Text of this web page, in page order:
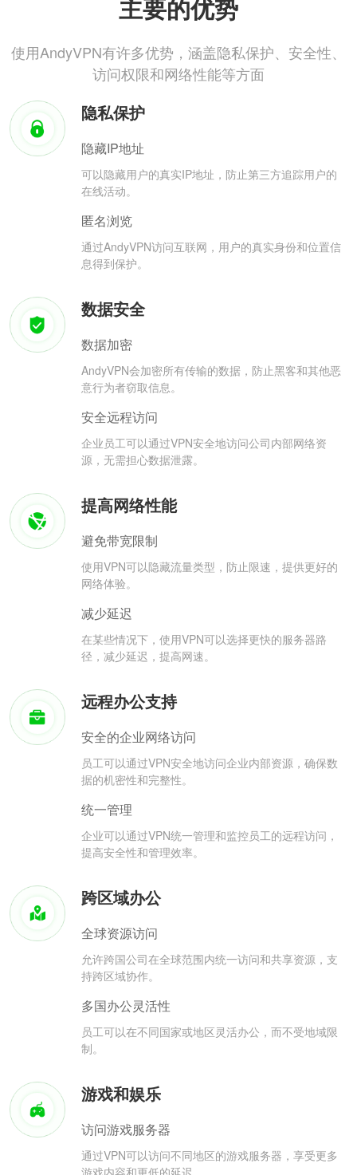
主要的优势
使用AndyVPN有许多优势，涵盖隐私保护、安全性、
访问权限和网络性能等方面
隐私保护
隐藏IP地址
可以隐藏用户的真实IP地址，防止第三方追踪用户的
在线活动。
匿名浏览
通过AndyVPN访问互联网，用户的真实身份和位置信
息得到保护。
数据安全
数据加密
AndyVPN会加密所有传输的数据，防止黑客和其他恶
意行为者窃取信息。
安全远程访问
企业员工可以通过VPN安全地访问公司内部网络资
源，无需担心数据泄露。
提高网络性能
避免带宽限制
使用VPN可以隐藏流量类型，防止限速，提供更好的
网络体验。
减少延迟
在某些情况下，使用VPN可以选择更快的服务器路
径，减少延迟，提高网速。
远程办公支持
安全的企业网络访问
员工可以通过VPN安全地访问企业内部资源，确保数
据的机密性和完整性。
统一管理
企业可以通过VPN统一管理和监控员工的远程访问，
提高安全性和管理效率。
跨区域办公
全球资源访问
允许跨国公司在全球范围内统一访问和共享资源，支
持跨区域协作。
多国办公灵活性
员工可以在不同国家或地区灵活办公，而不受地域限
制。
游戏和娱乐
访问游戏服务器
通过VPN可以访问不同地区的游戏服务器，享受更多